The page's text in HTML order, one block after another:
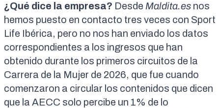
¿Qué dice la empresa? Desde Maldita.es nos
hemos puesto en contacto tres veces con Sport
Life Ibérica, pero no nos han enviado los datos
correspondientes a los ingresos que han
obtenido durante los primeros circuitos de la
Carrera de la Mujer de 2026, que fue cuando
comenzaron a circular los contenidos que dicen
que la AECC solo percibe un 1% de lo